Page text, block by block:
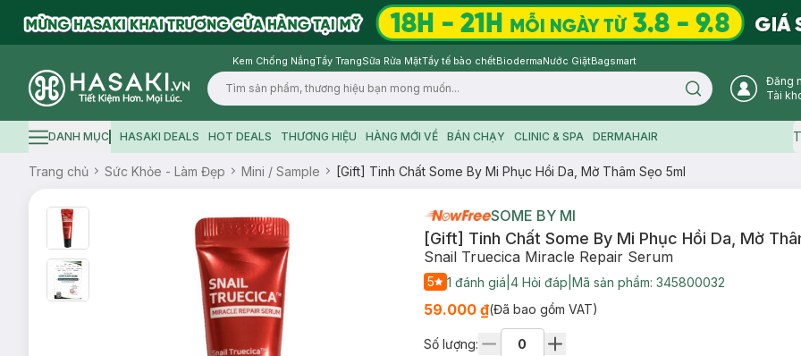
Kem Chống NắngTẩy TrangSữa Rửa MặtTẩy tế bào chếtBiodermaNước GiặtBagsmart
Logo
Search icon
Đăng
Tài
Hamburger icon
DANH MỤC HASAKI DEALS HOT DEALS THƯƠNG HIỆU HÀNG MỚI VỀ BÁN CHẠY CLINIC & SPA DERMAHAIR
Trang chủ Sức Khỏe - Làm Đẹp Mini / Sample [Gift] Tinh Chất Some By Mi Phục Hồi Da, Mờ Thâm Sẹo 5ml
SOME BY MI
[Gift] Tinh Chất Some By Mi Phục Hồi Da, Mờ
Snail Truecica Miracle Repair Serum
5 1 đánh giá 4Hỏi đáp Mã sản phẩm: 345800032
59.000 ₫(Đã bao gồm VAT)
Số lượng: